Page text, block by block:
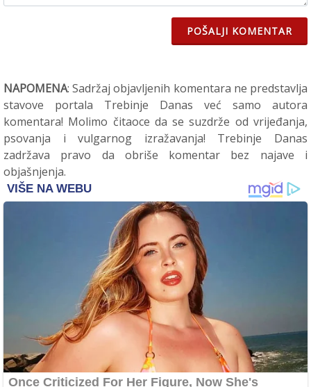
POŠALJI KOMENTAR
NAPOMENA: Sadržaj objavljenih komentara ne predstavlja
stavove portala Trebinje Danas već samo autora
komentara! Molimo čitaoce da se suzdrže od vrijeđanja,
psovanja i vulgarnog izražavanja! Trebinje Danas
zadržava pravo da obriše komentar bez najave i
objašnjenja.